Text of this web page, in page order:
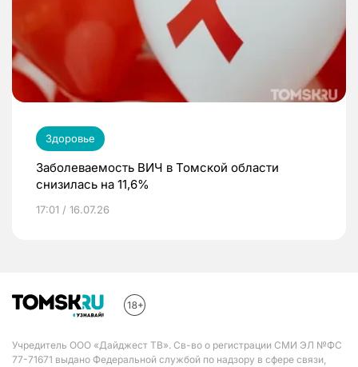
Здоровье
Заболеваемость ВИЧ в Томской области
снизилась на 11,6%
17:01 / 16.07.26
Учредитель ООО «Дайджест ТВ». Св-во о регистрации СМИ ЭЛ №ФС
77-71671 выдано Федеральной службой по надзору в сфере связи,